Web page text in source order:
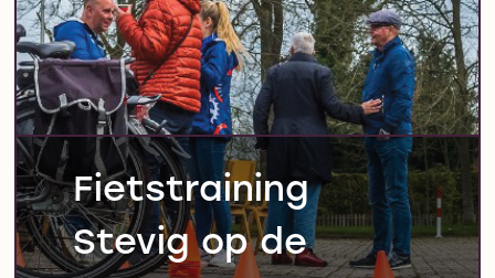
Fietstraining
Stevig op de